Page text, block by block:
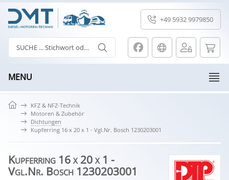
+49 5932 9979850
MENU
KFZ & NFZ-Technik
Motoren & Zubehör
Dichtungen
Kupferring 16 x 20 x 1 - Vgl.Nr. Bosch 1230203001
Kupferring 16 x 20 x 1 -
Vgl.Nr. Bosch 1230203001